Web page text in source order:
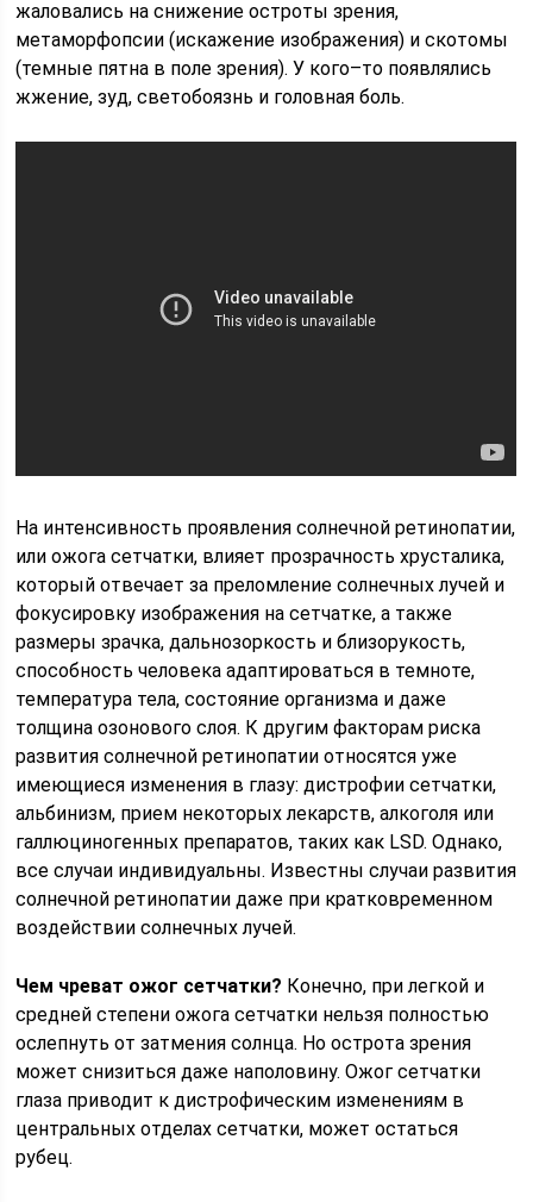
жаловались на снижение остроты зрения,
метаморфопсии (искажение изображения) и скотомы
(темные пятна в поле зрения). У кого–то появлялись
жжение, зуд, светобоязнь и головная боль.
На интенсивность проявления солнечной ретинопатии,
или ожога сетчатки, влияет прозрачность хрусталика,
который отвечает за преломление солнечных лучей и
фокусировку изображения на сетчатке, а также
размеры зрачка, дальнозоркость и близорукость,
способность человека адаптироваться в темноте,
температура тела, состояние организма и даже
толщина озонового слоя. К другим факторам риска
развития солнечной ретинопатии относятся уже
имеющиеся изменения в глазу: дистрофии сетчатки,
альбинизм, прием некоторых лекарств, алкоголя или
галлюциногенных препаратов, таких как LSD. Однако,
все случаи индивидуальны. Известны случаи развития
солнечной ретинопатии даже при кратковременном
воздействии солнечных лучей.
Чем чреват ожог сетчатки? Конечно, при легкой и
средней степени ожога сетчатки нельзя полностью
ослепнуть от затмения солнца. Но острота зрения
может снизиться даже наполовину. Ожог сетчатки
глаза приводит к дистрофическим изменениям в
центральных отделах сетчатки, может остаться
рубец.